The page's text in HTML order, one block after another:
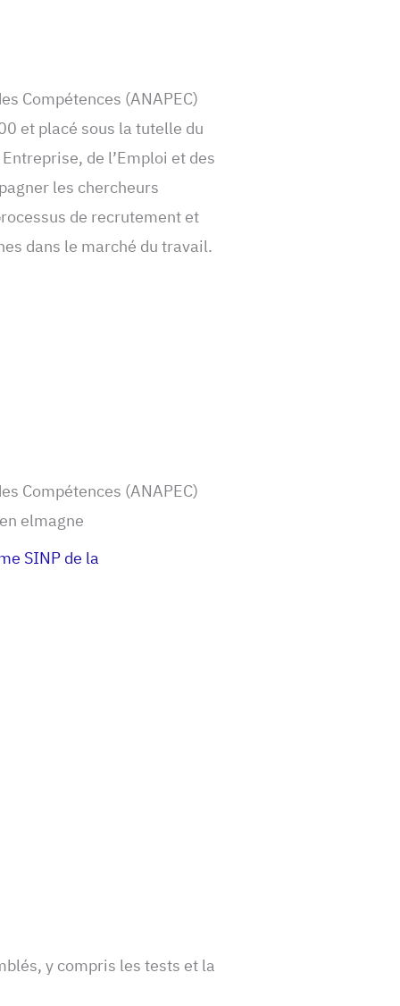
Compétences (ANAPEC)
et placé sous la tutelle du
de l’Emploi et des
les chercheurs
de recrutement et
dans le marché du travail.
Compétences (ANAPEC)
elmagne
SINP de la
y compris les tests et la